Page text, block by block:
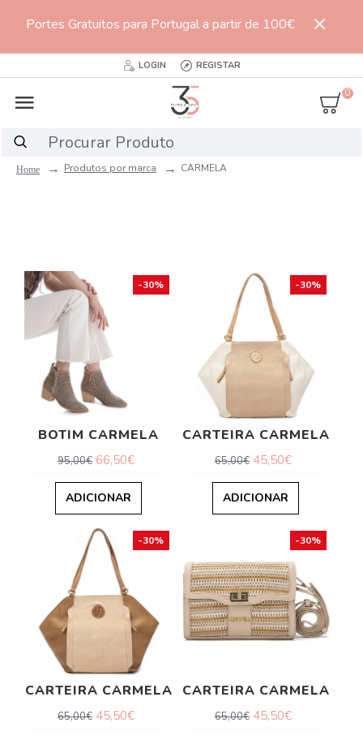
Portes Gratuitos para Portugal a partir de 100€
LOGIN REGISTAR
0
Produtos por marca CARMELA
-30%
BOTIM CARMELA
95,00€ 66,50€
ADICIONAR
-30%
CARTEIRA CARMELA
65,00€ 45,50€
ADICIONAR
-30%
CARTEIRA CARMELA
65,00€ 45,50€
-30%
CARTEIRA CARMELA
65,00€ 45,50€